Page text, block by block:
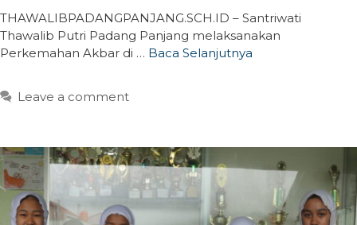
THAWALIBPADANGPANJANG.SCH.ID – Santriwati
Thawalib Putri Padang Panjang melaksanakan
Perkemahan Akbar di … Baca Selanjutnya
Leave a comment